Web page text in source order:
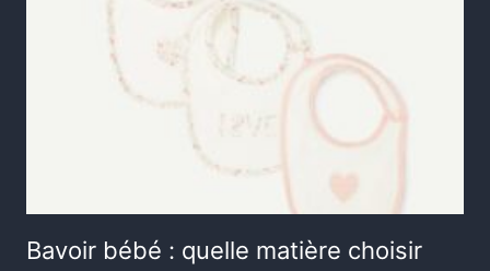
Bavoir bébé : quelle matière choisir